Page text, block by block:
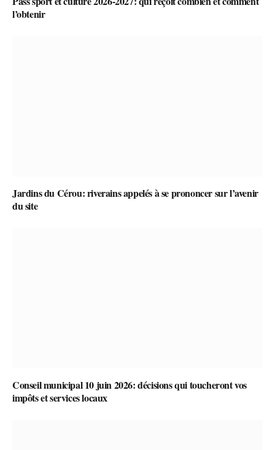
l’obtenir
Jardins du Cérou: riverains appelés à se prononcer sur l’avenir
du site
Conseil municipal 10 juin 2026: décisions qui toucheront vos
impôts et services locaux